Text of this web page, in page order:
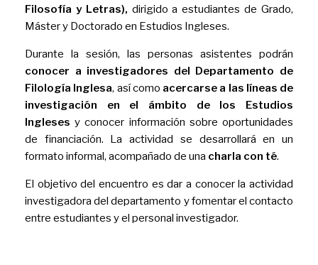
Filosofía y Letras), dirigido a estudiantes de Grado,
Máster y Doctorado en Estudios Ingleses.
Durante la sesión, las personas asistentes podrán
conocer a investigadores del Departamento de
Filología Inglesa, así como acercarse a las líneas de
investigación en el ámbito de los Estudios
Ingleses y conocer información sobre oportunidades
de financiación. La actividad se desarrollará en un
formato informal, acompañado de una charla con té.
El objetivo del encuentro es dar a conocer la actividad
investigadora del departamento y fomentar el contacto
entre estudiantes y el personal investigador.